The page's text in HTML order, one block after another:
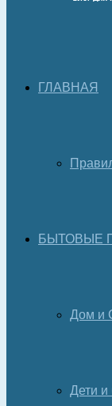
ГЛАВНАЯ
БЫТОВЫЕ
Дом и
Дети и